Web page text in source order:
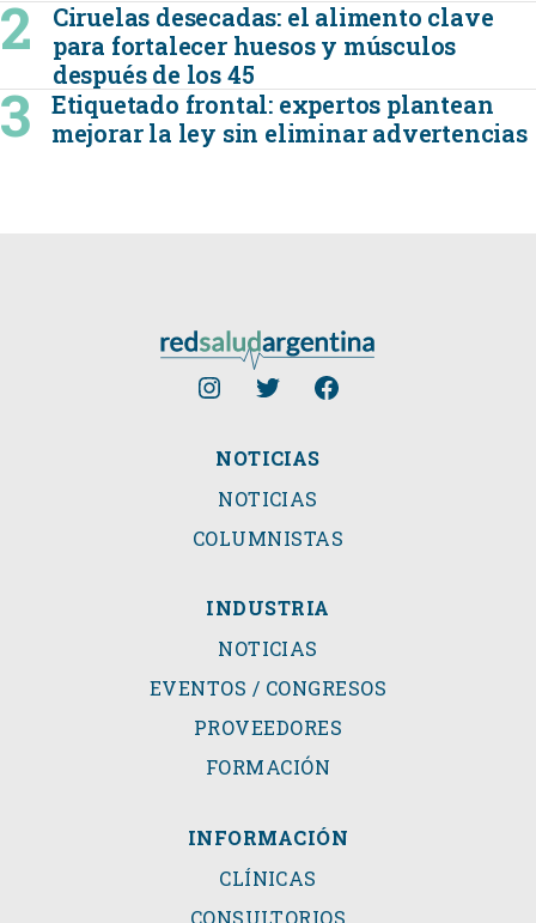
Ciruelas desecadas: el alimento clave
para fortalecer huesos y músculos
después de los 45
Etiquetado frontal: expertos plantean
mejorar la ley sin eliminar advertencias
NOTICIAS
NOTICIAS
COLUMNISTAS
INDUSTRIA
NOTICIAS
EVENTOS / CONGRESOS
PROVEEDORES
FORMACIÓN
INFORMACIÓN
CLÍNICAS